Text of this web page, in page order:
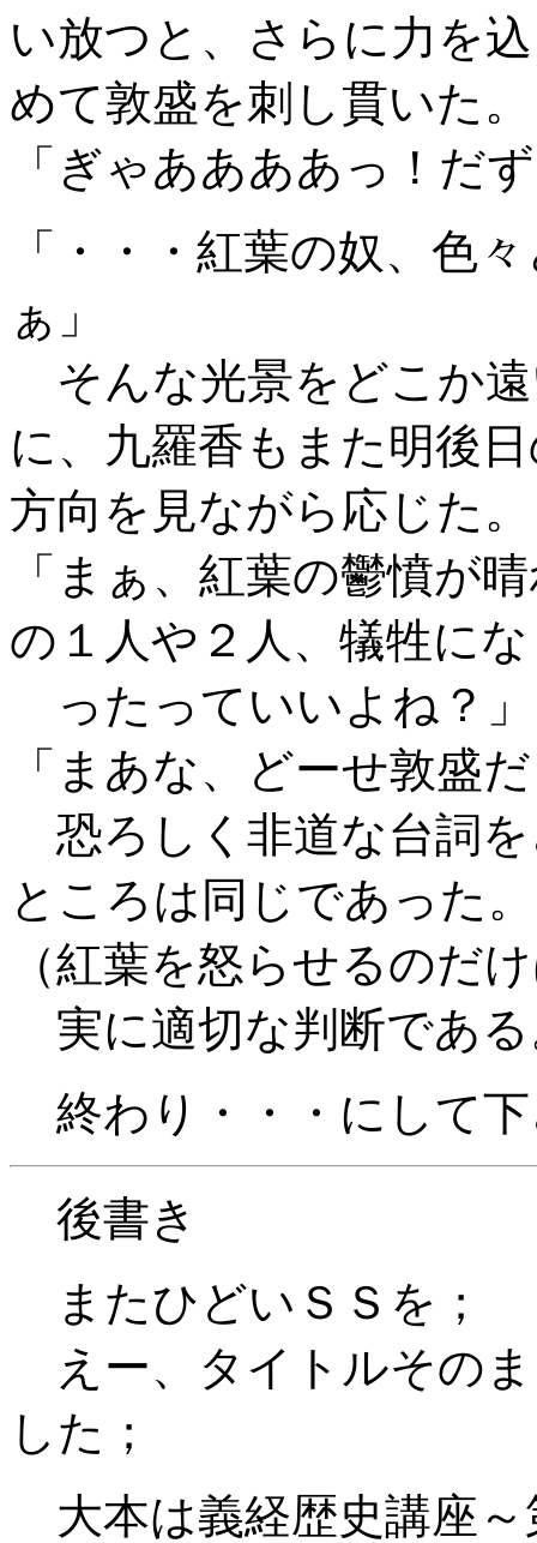
い放つと、さらに力を込
めて敦盛を刺し貫いた。
「ぎゃああああっ！だ
「・・・紅葉の奴、色
ぁ」
そんな光景をどこか
に、九羅香もまた明後
方向を見ながら応じた。
「まぁ、紅葉の鬱憤が
の１人や２人、犠牲にな
ったっていいよね？」
「まあな、どーせ敦盛
恐ろしく非道な台詞
ところは同じであった。
（紅葉を怒らせるのだ
実に適切な判断であ
終わり・・・にして
後書き
またひどいＳＳを；
えー、タイトルその
した；
大本は義経歴史講座